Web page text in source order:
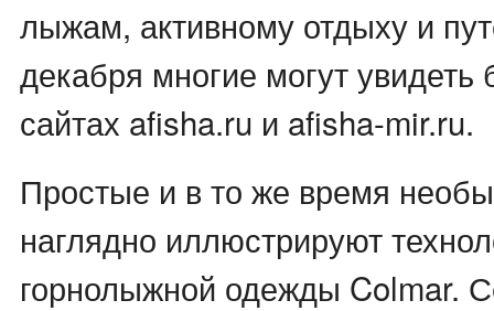
лыжам, активному отдыху и
декабря многие могут
сайтах afisha.ru и afisha-mir.ru.
Простые и в то же время
наглядно иллюстрируют
горнолыжной одежды Colmar.